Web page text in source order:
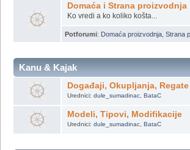
Domaća i Strana proizvodnja
Ko vredi a ko koliko košta...
Potforumi: Domaća proizvodnja Strana
Kanu & Kajak
Događaji, Okupljanja, Regate
Urednici: dule_sumadinac, BataC
Modeli, Tipovi, Modifikacije
Urednici: dule_sumadinac, BataC